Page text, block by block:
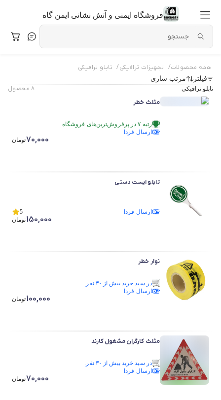
فروشگاه ایمنی و آتش نشانی ایمن گاه
همه محصولات/ تجهیزات ترافیکی/ تابلو ترافیکی
فیلتر مرتب سازی
تابلو ترافیکی ۸محصول
مثلث خطر
رتبه ۷ در پرفروش‌ترین‌های فروشگاه
در سبد خرید بیش از ۳۰ نفر.
ارسال فردا
70,000تومان
تابلو ایست دستی
ارسال فردا 5
150,000تومان
نوار خطر
در سبد خرید بیش از ۳۰ نفر.
در سبد خرید بیش از ۳۰ نفر.
ارسال فردا
100,000تومان
مثلث کارگران مشغول کارند
در سبد خرید بیش از ۳۰ نفر.
در سبد خرید بیش از ۳۰ نفر.
ارسال فردا
70,000تومان